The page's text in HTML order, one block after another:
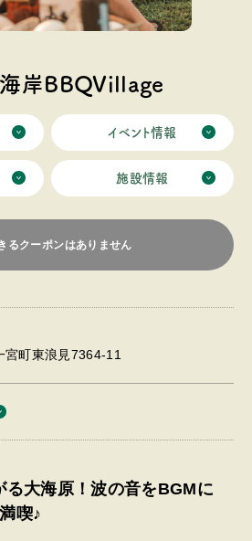
会場となる釣ヶ崎海岸のすぐ側に
を感じながら、BBQやキャンプを満
サーフィンをしたり、 海を見なが
ビールで乾杯。 ​ BBQの機材のレンタ
、 食材・飲み物以外は手ぶらで
パーがございます。 ​ 施設一番の魅
ント】 その前には煉瓦でつくられた
火を囲ってゆらゆら揺れる火を眺
すので、 アウトドアを満喫した後
ていただける施設です。
海岸BBQVillage
イベント情報
施設情報
るクーポンはありません
宮町東浪見7364-11
る大海原！波の音をBGMに
喫♪